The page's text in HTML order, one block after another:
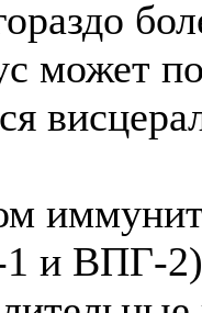
может
и ВПГ-2)